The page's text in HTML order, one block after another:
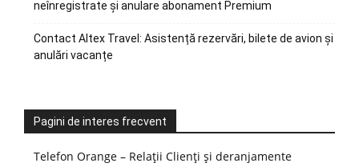
neînregistrate și anulare abonament Premium
Contact Altex Travel: Asistență rezervări, bilete de avion și
anulări vacanțe
Pagini de interes frecvent
Telefon Orange – Relații Clienți și deranjamente